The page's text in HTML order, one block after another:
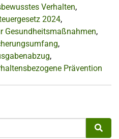
Verhalten,
2024,
Gesundheitsmaßnahmen,
,
,
Prävention